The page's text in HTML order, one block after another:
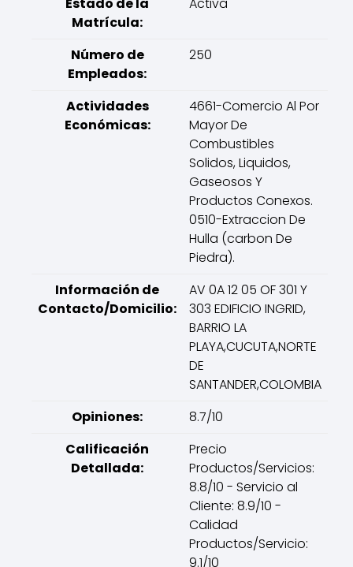
Matrícula:
Número de
Empleados:
250
Actividades
Económicas:
4661-Comercio Al Por
Mayor De
Combustibles
Solidos, Liquidos,
Gaseosos Y
Productos Conexos.
0510-Extraccion De
Hulla (carbon De
Piedra).
Información de
Contacto/Domicilio:
AV 0A 12 05 OF 301 Y
303 EDIFICIO INGRID,
BARRIO LA
PLAYA,CUCUTA,NORTE
DE
SANTANDER,COLOMBIA
Opiniones:
8.7/10
Calificación
Detallada:
Precio
Productos/Servicios:
8.8/10 - Servicio al
Cliente: 8.9/10 -
Calidad
Productos/Servicio:
9.1/10